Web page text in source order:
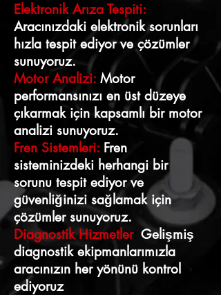
Elektronik Arıza Tespiti:
Aracınızdaki elektronik sorunları
hızla tespit ediyor ve çözümler
sunuyoruz.
Motor Analizi: Motor
performansınızı en üst düzeye
çıkarmak için kapsamlı bir motor
analizi sunuyoruz.
Fren Sistemleri: Fren
sisteminizdeki herhangi bir
sorunu tespit ediyor ve
güvenliğinizi sağlamak için
çözümler sunuyoruz.
Diagnostik Hizmetler: Gelişmiş
diagnostik ekipmanlarımızla
aracınızın her yönünü kontrol
ediyoruz